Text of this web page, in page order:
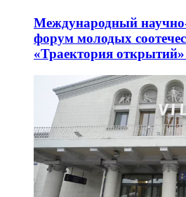
Международный
форум молодых
«Траектория